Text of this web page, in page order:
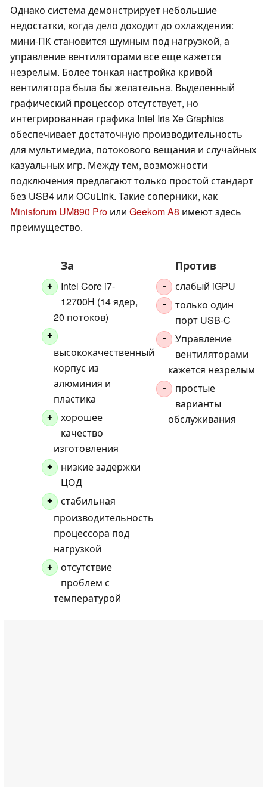
Однако система демонстрирует небольшие
недостатки, когда дело доходит до охлаждения:
мини-ПК становится шумным под нагрузкой, а
управление вентиляторами все еще кажется
незрелым. Более тонкая настройка кривой
вентилятора была бы желательна. Выделенный
графический процессор отсутствует, но
интегрированная графика Intel Iris Xe Graphics
обеспечивает достаточную производительность
для мультимедиа, потокового вещания и случайных
казуальных игр. Между тем, возможности
подключения предлагают только простой стандарт
без USB4 или OCuLink. Такие соперники, как
Minisforum UM890 Pro или Geekom A8 имеют здесь
преимущество.
За
+
Intel Core i7-
12700H (14 ядер,
20 потоков)
+
высококачественный
корпус из
алюминия и
пластика
+
хорошее
качество
изготовления
+
низкие задержки
ЦОД
+
стабильная
производительность
процессора под
нагрузкой
+
отсутствие
проблем с
температурой
Против
- слабый iGPU
-
только один
порт USB-C
-
Управление
вентиляторами
кажется незрелым
-
простые
варианты
обслуживания